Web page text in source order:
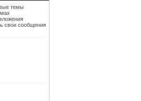
темы
свои сообщения